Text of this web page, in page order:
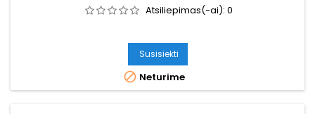
Atsiliepimas(-ai): 0
Susisiekti
 Neturime